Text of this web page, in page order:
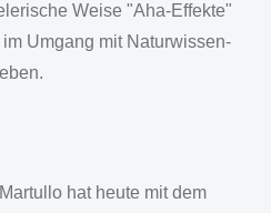
Weise "Aha-Effekte"
Umgang mit Naturwissen-
hat heute mit dem